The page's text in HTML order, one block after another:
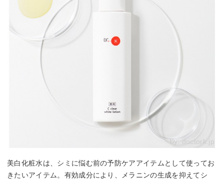
By: doctork.jp
美白化粧水は、シミに悩む前の予防ケアアイテムとして使ってお
きたいアイテム。有効成分により、メラニンの生成を抑えてシ